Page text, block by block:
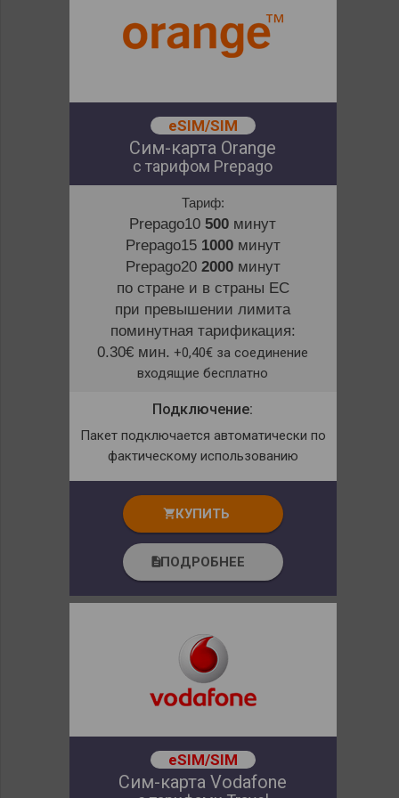
eSIM/SIM
Сим-карта Orange
с тарифом Prepago
Тариф:
Prepago10500 минут
Prepago15 1000минут
Prepago20 2000минут
по стране и в страны ЕС
при превышении лимита
поминутная тарификация:
0.30€ мин. +0,40€ за соединение
входящие бесплатно
Подключение:
Пакет подключается автоматически по
фактическому использованию
shopping_cart КУПИТЬ
descriptionПОДРОБНЕЕ
eSIM/SIM
Сим-карта Vodafone